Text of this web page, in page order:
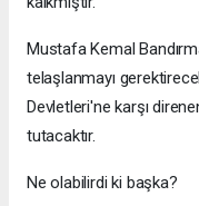
Mustafa Kemal
telaşlanmayı
Devletleri'ne karşı
tutacaktır.
Ne olabilirdi ki başka?